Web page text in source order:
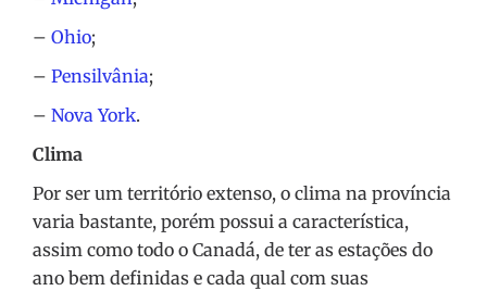
– Ohio;
– Pensilvânia;
– Nova York.
Clima
Por ser um território extenso, o clima na província
varia bastante, porém possui a característica,
assim como todo o Canadá, de ter as estações do
ano bem definidas e cada qual com suas